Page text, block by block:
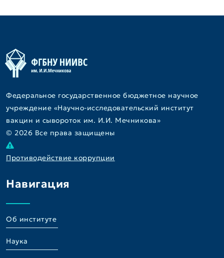
Федеральное государственное бюджетное научное
учреждение «Научно-исследовательский институт
вакцин и сывороток им. И.И. Мечникова»
© 2026 Все права защищены
Противодействие коррупции
Навигация
Об институте
Наука